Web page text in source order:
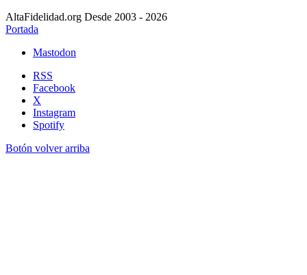
AltaFidelidad.org Desde 2003 - 2026
Portada
Mastodon
RSS
Facebook
X
Instagram
Spotify
Botón volver arriba